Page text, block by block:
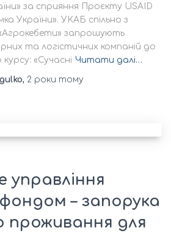
за сприяння Проєкту USAID
України». УКАБ спільно з
запрошують
та логістичних компаній до
«Сучасні Читати далі…
, 2 роки тому
управління
– запорука
проживання для